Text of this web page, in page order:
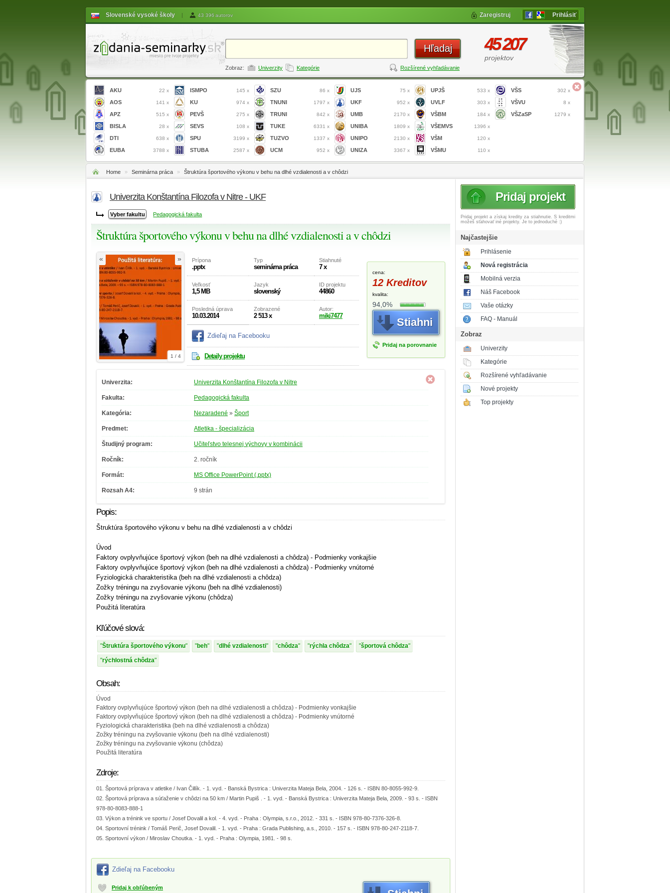
Slovenské vysoké školy | 43 396 autorov Zaregistruj Prihlásiť
Hľadaj
Zobraz: Univerzity Kategórie Rozšírené vyhľadávanie
45 207
projektov
AKU 22 x
AOS 141 x
APZ 515 x
BISLA 28 x
DTI 638 x
EUBA 3788 x
ISMPO 145 x
KU 974 x
PEVŠ 275 x
SEVS 108 x
SPU 3199 x
STUBA 2587 x
SZU 86 x
TNUNI 1797 x
TRUNI 842 x
TUKE 6331 x
TUZVO 1337 x
UCM 952 x
UJS 75 x
UKF 952 x
UMB 2170 x
UNIBA 1809 x
UNIPO 2130 x
UNIZA 3367 x
UPJŠ 533 x
UVLF 303 x
VŠBM 184 x
VŠEMVS 1396 x
VŠM 120 x
VŠMU 110 x
VŠS 302 x
VŠVU 8 x
VŠZaSP 1279 x
Home » Seminárna práca » Štruktúra športového výkonu v behu na dlhé vzdialenosti a v chôdzi
Univerzita Konštantína Filozofa v Nitre - UKF
Pedagogická fakulta
Štruktúra športového výkonu v behu na dlhé vzdialenosti a v chôdzi
1 / 4
« » Prípona
.pptx
Typ
seminárna práca
Stiahnuté
7 x
Veľkosť
1,5 MB
Jazyk
slovenský
ID projektu
44860
Posledná úprava
10.03.2014
Zobrazené
2 513 x
Autor:
miki7477
Zdieľaj na Facebooku
Detaily projektu
cena:
12 Kreditov
kvalita:
94,0%
Stiahni
Pridaj na porovnanie
Univerzita: Univerzita Konštantína Filozofa v Nitre
Fakulta: Pedagogická fakulta
Kategória: Nezaradené » Šport
Predmet: Atletika - špecializácia
Študijný program: Učiteľstvo telesnej výchovy v kombinácii
Ročník: 2. ročník
Formát: MS Office PowerPoint (.pptx)
Rozsah A4: 9 strán
Popis:
Štruktúra športového výkonu v behu na dlhé vzdialenosti a v chôdzi
Úvod
Faktory ovplyvňujúce športový výkon (beh na dlhé vzdialenosti a chôdza) - Podmienky vonkajšie
Faktory ovplyvňujúce športový výkon (beh na dlhé vzdialenosti a chôdza) - Podmienky vnútorné
Fyziologická charakteristika (beh na dlhé vzdialenosti a chôdza)
Zožky tréningu na zvyšovanie výkonu (beh na dlhé vzdialenosti)
Zožky tréningu na zvyšovanie výkonu (chôdza)
Použitá literatúra
Kľúčové slová:
Štruktúra športového výkonu beh dlhé vzdialenosti chôdza rýchla chôdza športová chôdza
rýchlostná chôdza
Obsah:
Úvod
Faktory ovplyvňujúce športový výkon (beh na dlhé vzdialenosti a chôdza) - Podmienky vonkajšie
Faktory ovplyvňujúce športový výkon (beh na dlhé vzdialenosti a chôdza) - Podmienky vnútorné
Fyziologická charakteristika (beh na dlhé vzdialenosti a chôdza)
Zožky tréningu na zvyšovanie výkonu (beh na dlhé vzdialenosti)
Zožky tréningu na zvyšovanie výkonu (chôdza)
Použitá literatúra
Zdroje:
Športová príprava v atletike / Ivan Čillík. - 1. vyd. - Banská Bystrica : Univerzita Mateja Bela, 2004. - 126 s. - ISBN 80-8055-992-9.
Športová príprava a súťaženie v chôdzi na 50 km / Martin Pupiš . - 1. vyd. - Banská Bystrica : Univerzita Mateja Bela, 2009. - 93 s. - ISBN
978-80-8083-888-1
Výkon a trénink ve sportu / Josef Dovalil a kol. - 4. vyd. - Praha : Olympia, s.r.o., 2012. - 331 s. - ISBN 978-80-7376-326-8.
Sportovní trénink / Tomáš Perič, Josef Dovalil. - 1. vyd. - Praha : Grada Publishing, a.s., 2010. - 157 s. - ISBN 978-80-247-2118-7.
Sportovní výkon / Miroslav Choutka. - 1. vyd. - Praha : Olympia, 1981. - 98 s.
Zdieľaj na Facebooku
Pridaj k obľúbeným
Pridaj projekt
Pridaj projekt a získaj kredity za stiahnutie. S kreditmi
možeš sťahovať iné projekty. Je to jednoduché :)
Najčastejšie
Prihlásenie
Nová registrácia
Mobilná verzia
Náš Facebook
Vaše otázky
FAQ - Manuál
Zobraz
Univerzity
Kategórie
Rozšírené vyhľadávanie
Nové projekty
Top projekty